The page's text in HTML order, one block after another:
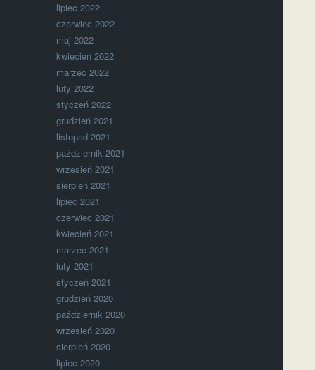
lipiec 2022
czerwiec 2022
maj 2022
kwiecień 2022
marzec 2022
luty 2022
styczeń 2022
grudzień 2021
listopad 2021
październik 2021
wrzesień 2021
sierpień 2021
lipiec 2021
czerwiec 2021
kwiecień 2021
marzec 2021
luty 2021
styczeń 2021
grudzień 2020
październik 2020
wrzesień 2020
sierpień 2020
lipiec 2020